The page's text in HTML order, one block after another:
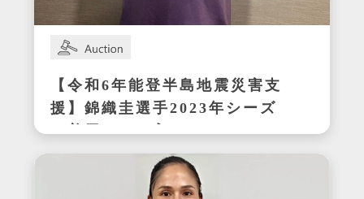
【令和6年能登半島地震災害支
援】錦織圭選手2023年シーズ
ン着用サイン入りテニスシュ
ーズ